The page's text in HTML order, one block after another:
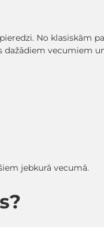
No klasiskām
dažādiem vecumiem
jebkurā vecumā.